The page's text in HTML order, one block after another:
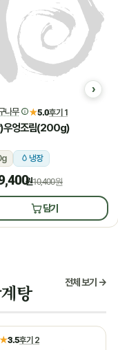
나무 ★5.0후기 1
우엉조림(200g)
냉장
원10,400원
담기
탕 전체 보기 →
★3.5후기 2